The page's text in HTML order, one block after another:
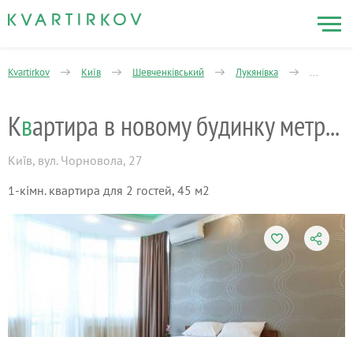
Kvartirkov Київ Шевченківський Лукянівка 1-
Кв артира в новому будинку метро Лук'
Київ, вул. Чорновола, 27
1-кімн. квартира для 2 гостей, 45 м2